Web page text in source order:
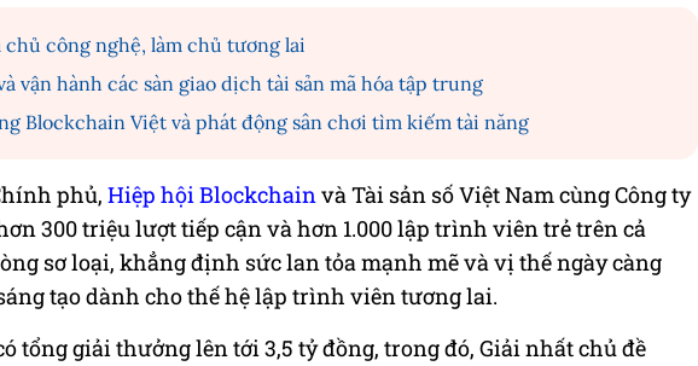
chủ công nghệ, làm chủ tương lai
vận hành các sàn giao dịch tài sản mã hóa tập trung
Blockchain Việt và phát động sân chơi tìm kiếm tài năng
phủ, Hiệp hội Blockchainvà Tài sản số Việt Nam cùng Công ty
300 triệu lượt tiếp cận và hơn 1.000 lập trình viên trẻ trên cả
sơ loại, khẳng định sức lan tỏa mạnh mẽ và vị thế ngày càng
tạo dành cho thế hệ lập trình viên tương lai.
tổng giải thưởng lên tới 3,5 tỷ đồng, trong đó, Giải nhất chủ đề